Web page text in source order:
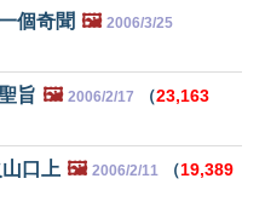
個奇聞 🖼️ 2006/3/25
旨 🖼️ 2006/2/17 （23,163
口上 🖼️ 2006/2/11 （19,389